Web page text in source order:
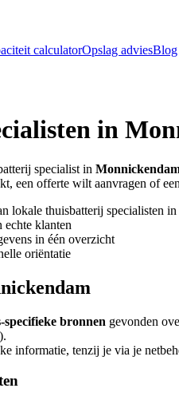
calculatorOpslag adviesBlog
in
specialist in
een offerte wilt aanvragen of
lokale thuisbatterij specialisten in
echte klanten
in één overzicht
oriëntatie
specifieke bronnen gevonden
informatie, tenzij je via je